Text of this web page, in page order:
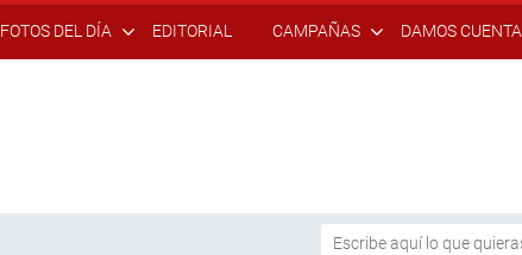
FOTOS DEL DÍA EDITORIAL CAMPAÑAS DAMOS CUENTA